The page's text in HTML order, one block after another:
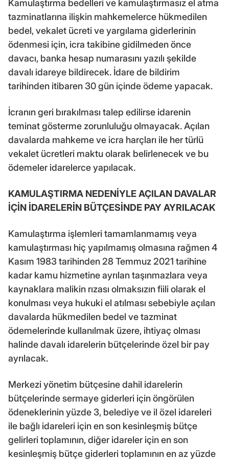
Kamulaştırma bedelleri ve kamulaştırmasız el atma
tazminatlarına ilişkin mahkemelerce hükmedilen
bedel, vekalet ücreti ve yargılama giderlerinin
ödenmesi için, icra takibine gidilmeden önce
davacı, banka hesap numarasını yazılı şekilde
davalı idareye bildirecek. İdare de bildirim
tarihinden itibaren 30 gün içinde ödeme yapacak.
İcranın geri bırakılması talep edilirse idarenin
teminat gösterme zorunluluğu olmayacak. Açılan
davalarda mahkeme ve icra harçları ile her türlü
vekalet ücretleri maktu olarak belirlenecek ve bu
ödemeler idarelerce yapılacak.
KAMULAŞTIRMA NEDENİYLE AÇILAN DAVALAR
İÇİN İDARELERİN BÜTÇESİNDE PAY AYRILACAK
Kamulaştırma işlemleri tamamlanmamış veya
kamulaştırması hiç yapılmamış olmasına rağmen 4
Kasım 1983 tarihinden 28 Temmuz 2021 tarihine
kadar kamu hizmetine ayrılan taşınmazlara veya
kaynaklara malikin rızası olmaksızın fiili olarak el
konulması veya hukuki el atılması sebebiyle açılan
davalarda hükmedilen bedel ve tazminat
ödemelerinde kullanılmak üzere, ihtiyaç olması
halinde davalı idarelerin bütçelerinde özel bir pay
ayrılacak.
Merkezi yönetim bütçesine dahil idarelerin
bütçelerinde sermaye giderleri için öngörülen
ödeneklerinin yüzde 3, belediye ve il özel idareleri
ile bağlı idareleri için en son kesinleşmiş bütçe
gelirleri toplamının, diğer idareler için en son
kesinleşmiş bütçe giderleri toplamının en az yüzde